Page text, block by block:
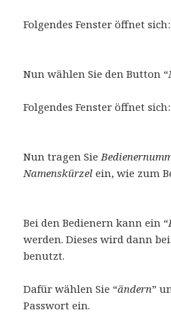
Folgendes Fenster öffnet sich:
Nun wählen Sie den Button “
Folgendes Fenster öffnet sich:
Nun tragen Sie
Namenskürzel ein, wie zum
Bei den Bedienern kann ein “
werden. Dieses wird dann
benutzt.
Dafür wählen Sie “ändern”
Passwort ein.